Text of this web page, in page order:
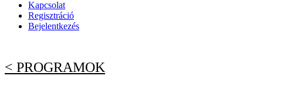
Kapcsolat
Regisztráció
Bejelentkezés
< PROGRAMOK